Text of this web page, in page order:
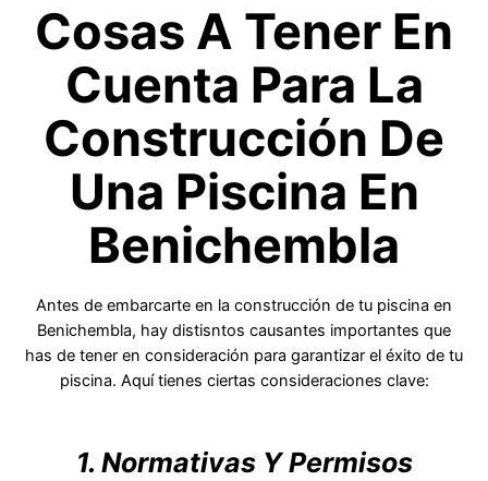
Cosas A Tener En
Cuenta Para La
Construcción De
Una Piscina En
Benichembla
Antes de embarcarte en la construcción de tu piscina en
Benichembla, hay distisntos causantes importantes que
has de tener en consideración para garantizar el éxito de tu
piscina. Aquí tienes ciertas consideraciones clave:
1. Normativas Y Permisos